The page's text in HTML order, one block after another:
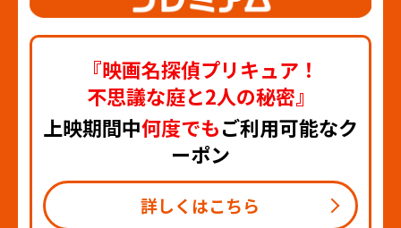
・4DX/IMAX/ScreenX/3D/FLEXOUND/プレミアム・ダイニン
対象外となります。
・各映画館のスタッフの指示に従ってご利用ください。
『映画名探偵プリキュア！
不思議な庭と2人の秘密』
上映期間中何度でもご利用可能なク
ーポン
詳しくはこちら